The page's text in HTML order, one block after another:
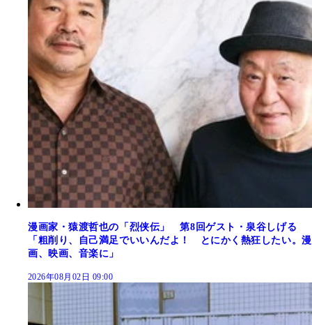
漫画家・猿渡哲也の「烈侠伝」 第8回ゲスト・泉谷しげる
「粗削り、自己満足でいいんだよ！ とにかく熱狂したい。漫
画、映画、音楽に」
2026年08月02日 09:00